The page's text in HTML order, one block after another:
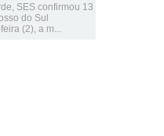
SES confirmou 13
do Sul
(2), a m...